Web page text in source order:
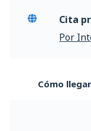
Cita
Por
Cómo llegar